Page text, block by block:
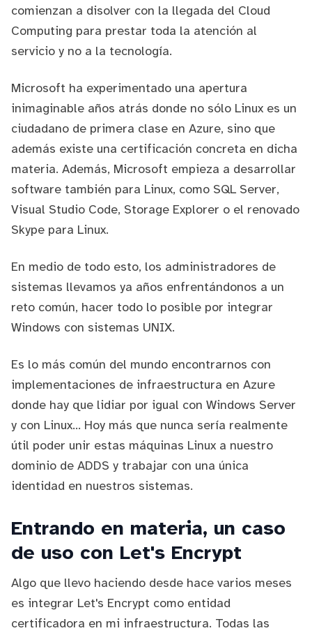
comienzan a disolver con la llegada del Cloud
Computing para prestar toda la atención al
servicio y no a la tecnología.
Microsoft ha experimentado una apertura
inimaginable años atrás donde no sólo Linux es un
ciudadano de primera clase en Azure, sino que
además existe una certificación concreta en dicha
materia. Además, Microsoft empieza a desarrollar
software también para Linux, como SQL Server,
Visual Studio Code, Storage Explorer o el renovado
Skype para Linux.
En medio de todo esto, los administradores de
sistemas llevamos ya años enfrentándonos a un
reto común, hacer todo lo posible por integrar
Windows con sistemas UNIX.
Es lo más común del mundo encontrarnos con
implementaciones de infraestructura en Azure
donde hay que lidiar por igual con Windows Server
y con Linux... Hoy más que nunca sería realmente
útil poder unir estas máquinas Linux a nuestro
dominio de ADDS y trabajar con una única
identidad en nuestros sistemas.
Entrando en materia, un caso
de uso con Let's Encrypt
Algo que llevo haciendo desde hace varios meses
es integrar Let's Encrypt como entidad
certificadora en mi infraestructura. Todas las